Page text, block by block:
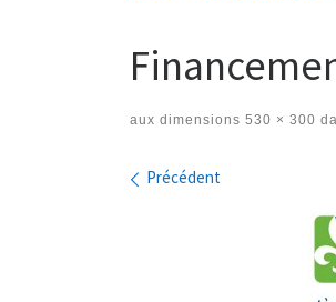
aux dimensions 530 × 300
Navigation
Précédent